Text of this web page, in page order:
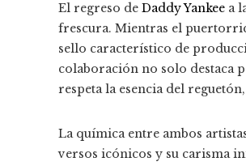
El regreso de Daddy Yankee a
frescura. Mientras el
sello característico de
colaboración no solo destaca
respeta la esencia del
La química entre ambos
versos icónicos y su carisma